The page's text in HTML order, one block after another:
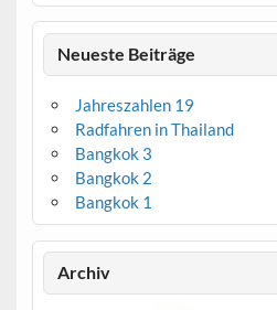
Neueste Beiträge
Jahreszahlen 19
Radfahren in Thailand
Bangkok 3
Bangkok 2
Bangkok 1
Archiv